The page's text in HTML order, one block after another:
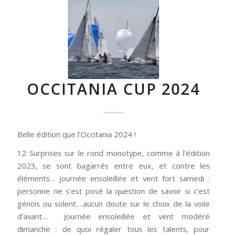
OCCITANIA CUP 2024
Belle édition que l’Occitania 2024 !
12 Surprises sur le rond monotype, comme à l’édition
2023, se sont bagarrés entre eux, et contre les
éléments… Journée ensoleillée et vent fort samedi :
personne ne s’est posé la question de savoir si c’est
génois ou solent….aucun doute sur le choix de la voile
d’avant… Journée ensoleillée et vent modéré
dimanche : de quoi régaler tous les talents, pour